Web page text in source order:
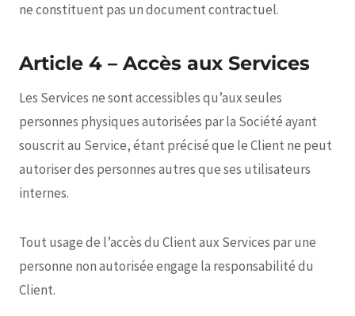
ne constituent pas un document contractuel.
Article 4 – Accès aux Services
Les Services ne sont accessibles qu’aux seules
personnes physiques autorisées par la Société ayant
souscrit au Service, étant précisé que le Client ne peut
autoriser des personnes autres que ses utilisateurs
internes.
Tout usage de l’accès du Client aux Services par une
personne non autorisée engage la responsabilité du
Client.